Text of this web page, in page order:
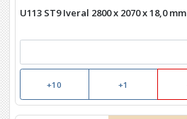
U113 ST9 Iveral 2800 x 2070 x 18,0 mm
+10 +1